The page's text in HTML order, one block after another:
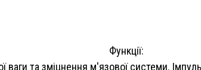
Функції:
та зміцнення м'язової системи.